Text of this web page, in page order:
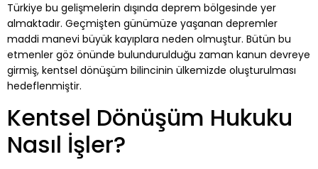
Türkiye bu gelişmelerin dışında deprem bölgesinde yer
almaktadır. Geçmişten günümüze yaşanan depremler
maddi manevi büyük kayıplara neden olmuştur. Bütün bu
etmenler göz önünde bulundurulduğu zaman kanun devreye
girmiş, kentsel dönüşüm bilincinin ülkemizde oluşturulması
hedeflenmiştir.
Kentsel Dönüşüm Hukuku
Nasıl İşler?